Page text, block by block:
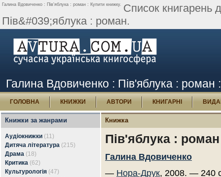
Галина Вдовиченко : Пів'яблука : роман : Купити книжку. Список книгарень
Пів&#039;яблука : роман.
Галина Вдовиченко : Пів'яблука : роман
ГОЛОВНА КНИЖКИ АВТОРИ КНИГАРНІ
Книжки за жанрами
Аудіокнижки (11)
Дитяча література (215)
Драма (18)
Критика (62)
Культурологія (47)
Книжка
Пів'яблука : роман
Галина Вдовиченко
— Нора-Друк, 2008. — 240